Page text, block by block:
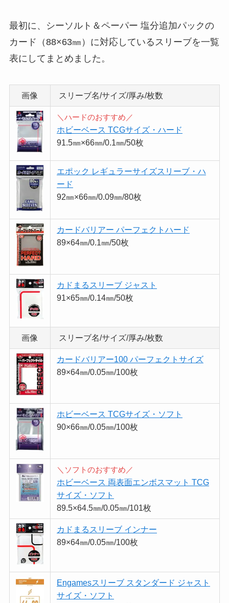
最初に、シーソルト＆ペーパー 塩分追加パックの
カード（88×63㎜）に対応しているスリーブを一覧
表にしてまとめました。
画像 スリーブ名/サイズ/厚み/枚数
＼ハードのおすすめ／
ホビーベース TCGサイズ・ハード
91.5㎜×66㎜/0.1㎜/50枚
エポック レギュラーサイズスリーブ・ハ
ード
92㎜×66㎜/0.09㎜/80枚
カードバリアー パーフェクトハード
89×64㎜/0.1㎜/50枚
カドまるスリーブ ジャスト
91×65㎜/0.14㎜/50枚
画像 スリーブ名/サイズ/厚み/枚数
カードバリアー100 パーフェクトサイズ
89×64㎜/0.05㎜/100枚
ホビーベース TCGサイズ・ソフト
90×66㎜/0.05㎜/100枚
＼ソフトのおすすめ／
ホビーベース 両表面エンボスマット TCG
サイズ・ソフト
89.5×64.5㎜/0.05㎜/101枚
カドまるスリーブ インナー
89×64㎜/0.05㎜/100枚
Engamesスリーブ スタンダード ジャスト
サイズ・ソフト